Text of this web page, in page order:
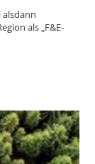
als „F&E-